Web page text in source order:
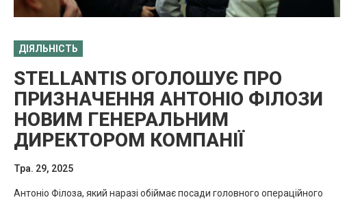
ДІЯЛЬНІСТЬ
STELLANTIS ОГОЛОШУЄ ПРО
ПРИЗНАЧЕННЯ АНТОНІО ФІЛОЗИ
НОВИМ ГЕНЕРАЛЬНИМ
ДИРЕКТОРОМ КОМПАНІЇ
Тра. 29, 2025
Антоніо Філоза, який наразі обіймає посади головного операційного